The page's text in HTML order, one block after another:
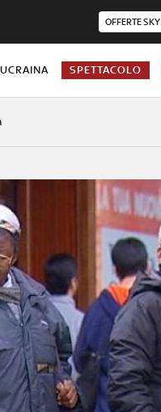
OFFERTE SKY
UCRAINA SPETTACOLO